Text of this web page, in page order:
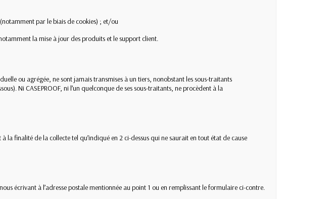
par le biais de cookies) ; et/ou
la mise à jour des produits et le support client.
ou agrégée, ne sont jamais transmises à un tiers, nonobstant les sous-traitants
Ni CASEPROOF, ni l’un quelconque de ses sous-traitants, ne procèdent à la
la finalité de la collecte tel qu’indiqué en 2 ci-dessus qui ne saurait en tout état de cause
écrivant à l’adresse postale mentionnée au point 1 ou en remplissant le formulaire ci-contre.